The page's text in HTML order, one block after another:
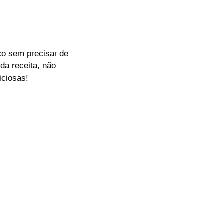
sem precisar de
receita, não